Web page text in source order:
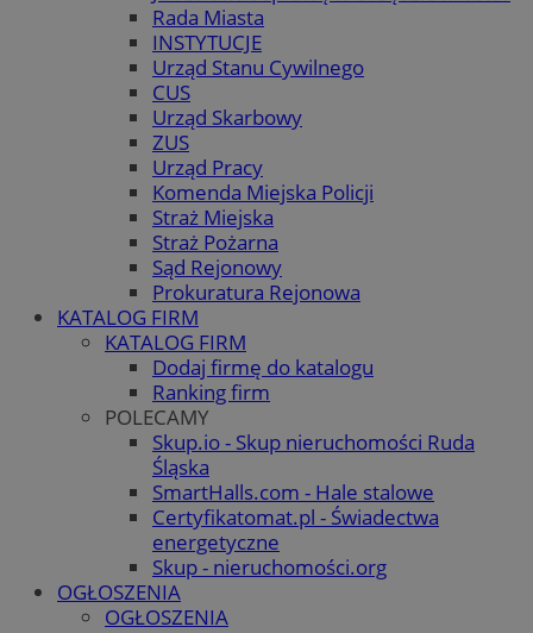
Rada Miasta
INSTYTUCJE
Urząd Stanu Cywilnego
CUS
Urząd Skarbowy
ZUS
Urząd Pracy
Komenda Miejska Policji
Straż Miejska
Straż Pożarna
Sąd Rejonowy
Prokuratura Rejonowa
KATALOG FIRM
KATALOG FIRM
Dodaj firmę do katalogu
Ranking firm
POLECAMY
Skup.io - Skup nieruchomości Ruda
Śląska
SmartHalls.com - Hale stalowe
Certyfikatomat.pl - Świadectwa
energetyczne
Skup - nieruchomości.org
OGŁOSZENIA
OGŁOSZENIA